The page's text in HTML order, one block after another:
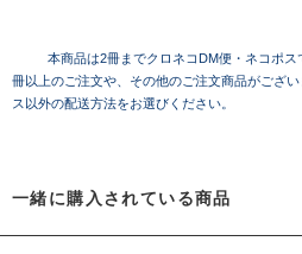
本商品は2冊までクロネコDM便・ネコポ
冊以上のご注文や、その他のご注文商品がござ
ス以外の配送方法をお選びください。
一緒に購入されている商品